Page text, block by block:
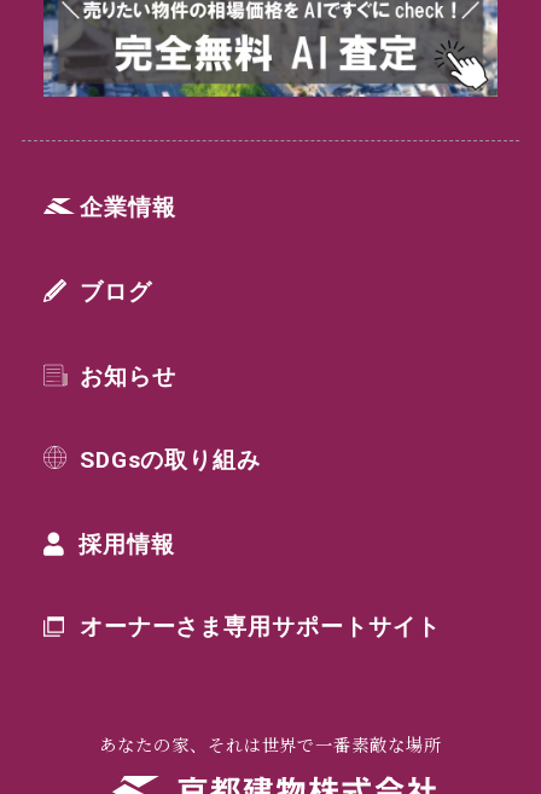
企業情報
ブログ
お知らせ
SDGsの取り組み
採用情報
オーナーさま専用サポートサイト
あなたの家、それは世界で一番素敵な場所